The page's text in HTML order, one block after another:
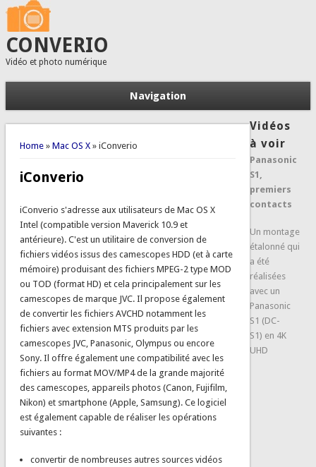
CONVERIO
Vidéo et photo numérique
Navigation
You are here
Home» Mac OS X» iConverio
iConverio
iConverio s'adresse aux utilisateurs de Mac OS X
Intel (compatible version Maverick 10.9 et
antérieure). C'est un utilitaire de conversion de
fichiers vidéos issus des camescopes HDD (et à carte
mémoire) produisant des fichiers MPEG-2 type MOD
ou TOD (format HD) et cela principalement sur les
camescopes de marque JVC. Il propose également
de convertir les fichiers AVCHD notamment les
fichiers avec extension MTS produits par les
camescopes JVC, Panasonic, Olympus ou encore
Sony. Il offre également une compatibilité avec les
fichiers au format MOV/MP4 de la grande majorité
des camescopes, appareils photos (Canon, Fujifilm,
Nikon) et smartphone (Apple, Samsung). Ce logiciel
est également capable de réaliser les opérations
suivantes :
convertir de nombreuses autres sources vidéos
Vidéos
à voir
Panasonic
S1,
premiers
contacts
Un montage
étalonné qui
a été
réalisées
avec un
Panasonic
S1 (DC-
S1) en 4K
UHD